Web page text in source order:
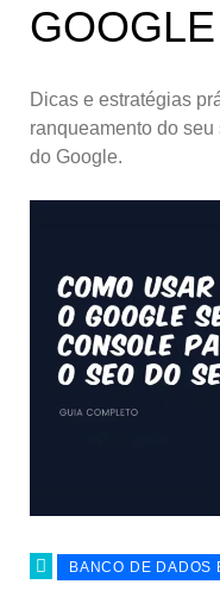
GOOGLE
Dicas e estratégias
ranqueamento do
do Google.
BANCO DE DADOS